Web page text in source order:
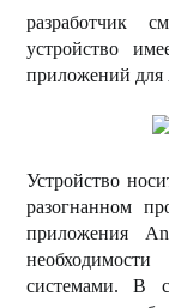
разработчик
устройство
приложений для
Устройство
разогнанном
приложения
системами. В